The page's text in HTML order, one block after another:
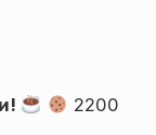
2200